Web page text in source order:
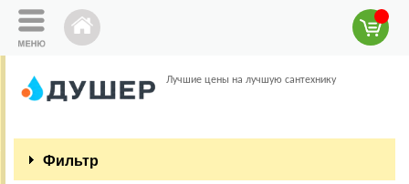
Лучшие цены на лучшую сантехнику
Фильтр